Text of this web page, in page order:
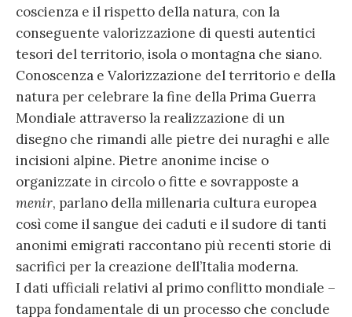
coscienza e il rispetto della natura, con la
conseguente valorizzazione di questi autentici
tesori del territorio, isola o montagna che siano.
Conoscenza e Valorizzazione del territorio e della
natura per celebrare la fine della Prima Guerra
Mondiale attraverso la realizzazione di un
disegno che rimandi alle pietre dei nuraghi e alle
incisioni alpine. Pietre anonime incise o
organizzate in circolo o fitte e sovrapposte a
menir, parlano della millenaria cultura europea
così come il sangue dei caduti e il sudore di tanti
anonimi emigrati raccontano più recenti storie di
sacrifici per la creazione dell’Italia moderna.
I dati ufficiali relativi al primo conflitto mondiale –
tappa fondamentale di un processo che conclude